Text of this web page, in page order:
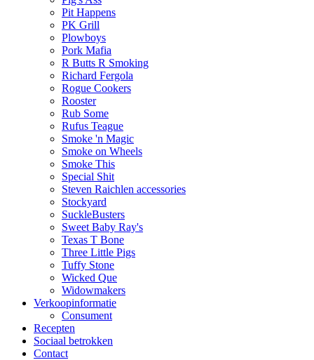
Pit Happens
PK Grill
Plowboys
Pork Mafia
R Butts R Smoking
Richard Fergola
Rogue Cookers
Rooster
Rub Some
Rufus Teague
Smoke 'n Magic
Smoke on Wheels
Smoke This
Special Shit
Steven Raichlen accessories
Stockyard
SuckleBusters
Sweet Baby Ray's
Texas T Bone
Three Little Pigs
Tuffy Stone
Wicked Que
Widowmakers
Verkoopinformatie
Consument
Recepten
Sociaal betrokken
Contact